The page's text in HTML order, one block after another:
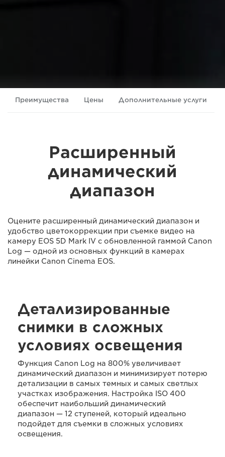
Преимущества Цены Дополнительные услуги
Расширенный
динамический
диапазон
Оцените расширенный динамический диапазон и
удобство цветокоррекции при съемке видео на
камеру EOS 5D Mark IV с обновленной гаммой Canon
Log — одной из основных функций в камерах
линейки Canon Cinema EOS.
Детализированные
снимки в сложных
условиях освещения
Функция Canon Log на 800% увеличивает
динамический диапазон и минимизирует потерю
детализации в самых темных и самых светлых
участках изображения. Настройка ISO 400
обеспечит наибольший динамический
диапазон — 12 ступеней, который идеально
подойдет для съемки в сложных условиях
освещения.